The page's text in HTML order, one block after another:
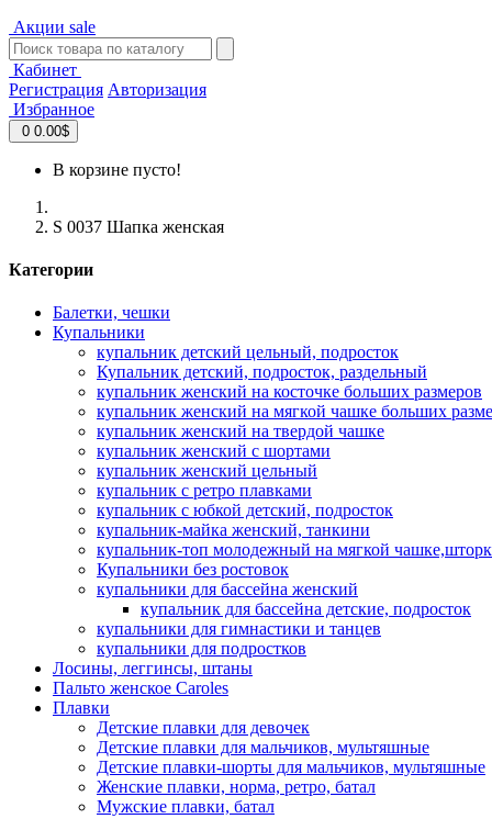
Акции sale
Кабинет
Регистрация Авторизация
Избранное
0 0.00$
В корзине пусто!
S 0037 Шапка женская
Категории
Балетки, чешки
Купальники
купальник детский цельный, подросток
Купальник детский, подросток, раздельный
купальник женский на косточке больших размеров
купальник женский на мягкой чашке больших
купальник женский на твердой чашке
купальник женский с шортами
купальник женский цельный
купальник с ретро плавками
купальник с юбкой детский, подросток
купальник-майка женский, танкини
купальник-топ молодежный на мягкой
Купальники без ростовок
купальники для бассейна женский
купальник для бассейна детские, подросток
купальники для гимнастики и танцев
купальники для подростков
Лосины, леггинсы, штаны
Пальто женское Caroles
Плавки
Детские плавки для девочек
Детские плавки для мальчиков, мультяшные
Детские плавки-шорты для мальчиков, мультяшные
Женские плавки, норма, ретро, батал
Мужские плавки, батал